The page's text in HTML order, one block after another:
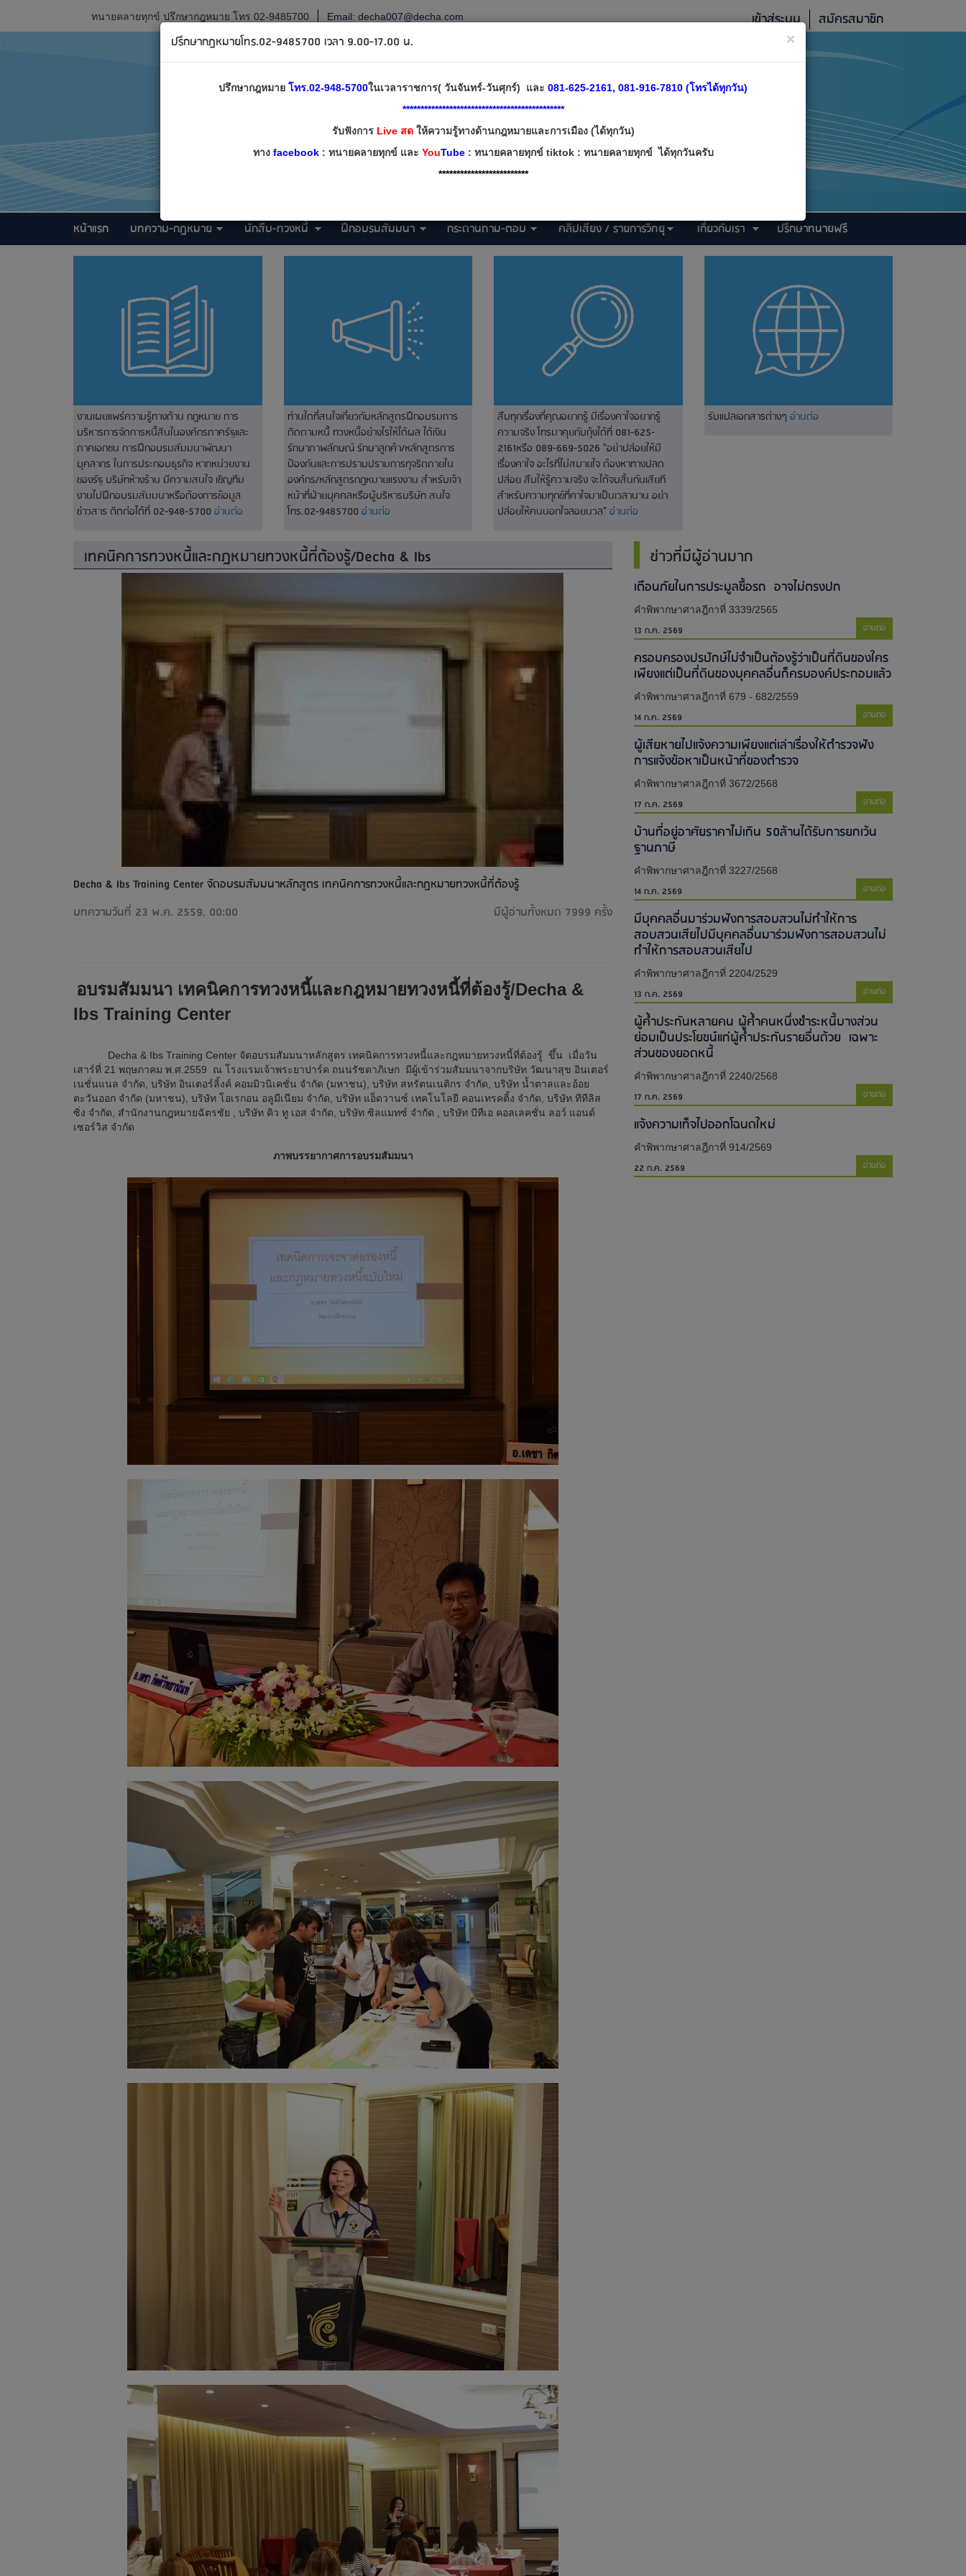
ทนายคลายทุกข์ ปรึกษากฎหมาย โทร 02-9485700 Email: decha007@decha.com เข้าสู่ระบบ สมัครสมาชิก
หน้าแรก บทความ-กฎหมาย นักสืบ-ทวงหนี้ ฝึกอบรมสัมมนา กระดานถาม-ตอบ คลิปเสียง / รายการวิทยุ เกี่ยวกับเรา ปรึกษาทนายฟรี
งานเผยแพร่ความรู้ทางด้าน กฎหมาย การ
บริหารการจัดการหนี้สินในองค์กรภาครัฐและ
ภาคเอกชน การฝึกอบรมสัมมนาพัฒนา
บุคลากร ในการประกอบธุรกิจ หากหน่วยงาน
ของรัฐ บริษัทห้างร้าน มีความสนใจ เชิญทีม
งานไปฝึกอบรมสัมมนาหรือต้องการข้อมูล
ข่าวสาร ติดต่อได้ที่ 02-948-5700อ่านต่อ
ท่านใดที่สนใจเกี่ยวกับหลักสูตรฝึกอบรมการ
ติดตามหนี้ ทวงหนี้อย่างไรให้ได้ผล ได้เงิน
รักษาภาพลักษณ์ รักษาลูกค้า/หลักสูตรการ
ป้องกันและการปราบปรามการทุจริตภายใน
องค์กร/หลักสูตรกฎหมายแรงงาน สำหรับเจ้า
หน้าที่ฝ่ายบุคคลหรือผู้บริหารบริษัท สนใจ
โทร.02-9485700อ่านต่อ
สืบทุกเรื่องที่คุณอยากรู้ มีเรื่องคาใจอยากรู้
ความจริง โทรมาคุยกับกุ้งได้ที่ 081-625-
2161หรือ 089-669-5026 "อย่าปล่อยให้มี
เรื่องคาใจ อะไรที่ไม่สบายใจ ต้องหาทางปลด
ปล่อย สืบให้รู้ความจริง จะได้จบสิ้นกันเสียที
สำหรับความทุกข์ที่คาใจมาเป็นเวลานาน อย่า
ปล่อยให้คนนอกใจลอยนวล" อ่านต่อ
รับแปลเอกสารต่างๆ อ่านต่อ
เทคนิคการทวงหนี้และกฎหมายทวงหนี้ที่ต้องรู้/Decha & Ibs
Decha & Ibs Training Center จัดอบรมสัมมนาหลักสูตร เทคนิคการทวงหนี้และกฎหมายทวงหนี้ที่ต้องรู้
บทความวันที่ 23 พ.ค. 2559, 00:00
มีผู้อ่านทั้งหมด 7999 ครั้ง
อบรมสัมมนา เทคนิคการทวงหนี้และกฎหมายทวงหนี้ที่ต้องรู้/Decha &
Ibs Training Center
Decha & Ibs Training Center จัดอบรมสัมมนาหลักสูตร เทคนิคการทวงหนี้และกฎหมายทวงหนี้ที่ต้องรู้ ขึ้น เมื่อวัน
เสาร์ที่ 21 พฤษภาคม พ.ศ.2559 ณ โรงแรมเจ้าพระยาปาร์ค ถนนรัชดาภิเษก มีผู้เข้าร่วมสัมมนาจากบริษัท วัฒนาสุข อินเตอร์
เนชั่นแนล จำกัด, บริษัท อินเตอร์ลิ้งค์ คอมมิวนิเคชั่น จำกัด (มหาชน), บริษัท สหรัตนเนติกร จำกัด, บริษัท น้ำตาลและอ้อย
ตะวันออก จำกัด (มหาชน), บริษัท โอเรกอน อลูมีเนียม จำกัด, บริษัท แอ็ดวานซ์ เทคโนโลยี คอนเทรคติ้ง จำกัด, บริษัท ทีทีลิส
ซิ่ง จำกัด, สำนักงานกฎหมายฉัตรชัย , บริษัท คิว ทู เอส จำกัด, บริษัท ซิลแมทซ์ จำกัด , บริษัท บีทีเอ คอลเลคชั่น ลอว์ แอนด์
เซอร์วิส จำกัด
ภาพบรรยากาศการอบรมสัมมนา
ข่าวที่มีผู้อ่านมาก
เตือนภัยในการประมูลซื้อรถ อาจไม่ตรงปก
คำพิพากษาศาลฎีกาที่ 3339/2565
13 ก.ค. 2569 อ่านต่อ
ครอบครองปรปักษ์ไม่จำเป็นต้องรู้ว่าเป็นที่ดินของใคร
เพียงแต่เป็นที่ดินของบุคคลอื่นก็ครบองค์ประกอบแล้ว
คำพิพากษาศาลฎีกาที่ 679 - 682/2559
14 ก.ค. 2569 อ่านต่อ
ผู้เสียหายไปแจ้งความเพียงแต่เล่าเรื่องให้ตำรวจฟัง
การแจ้งข้อหาเป็นหน้าที่ของตำรวจ
คำพิพากษาศาลฎีกาที่ 3672/2568
17 ก.ค. 2569 อ่านต่อ
บ้านที่อยู่อาศัยราคาไม่เกิน 50ล้านได้รับการยกเว้น
ฐานภาษี
คำพิพากษาศาลฎีกาที่ 3227/2568
14 ก.ค. 2569 อ่านต่อ
มีบุคคลอื่นมาร่วมฟังการสอบสวนไม่ทำให้การ
สอบสวนเสียไป​มีบุคคลอื่นมาร่วมฟังการสอบสวนไม่
ทำให้การสอบสวนเสียไป​
คำพิพากษาศาลฎีกาที่ 2204/2529
13 ก.ค. 2569 อ่านต่อ
ผู้ค้ำประกันหลายคน ผู้ค้ำคนหนึ่งชำระหนี้บางส่วน
ย่อมเป็นประโยชน์แก่ผู้ค้ำประกันรายอื่นด้วย เฉพาะ
ส่วนของยอดหนี้
คำพิพากษาศาลฎีกาที่ 2240/2568
17 ก.ค. 2569 อ่านต่อ
แจ้งความเท็จไปออกโฉนดใหม่​
คำพิพากษาศาลฎีกาที่ 914/2569
22 ก.ค. 2569 อ่านต่อ
×
ปรึกษากฎหมายโทร.02-9485700 เวลา 9.00-17.00 น.
ปรึกษากฎหมาย โทร.02-948-5700ในเวลาราชการ( วันจันทร์-วันศุกร์) และ 081-625-2161, 081-916-7810 (โทรได้ทุกวัน)
*********************************************
รับฟังการLive สดให้ความรู้ทางด้านกฎหมายและการเมือง (ได้ทุกวัน)
ทาง facebook: ทนายคลายทุกข์ และ YouTube: ทนายคลายทุกข์ tiktok : ทนายคลายทุกข์ ได้ทุกวันครับ
*************************